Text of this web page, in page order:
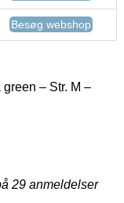
Besøg webshop
– Str. M –
29 anmeldelser